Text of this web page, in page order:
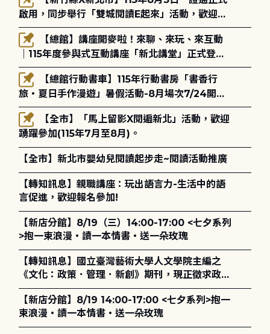
啟用，同步舉行「雙城閱讀E起來」活動，歡迎踴
躍參加(115年8月3日至10月4日)。
｜115年度參與式互動講座「新北講堂」正式登
場！
旅・夏日手作漫遊」暑假活動-8月場次7/24開始
報名
踴躍參加(115年7月至8月)。
【全市】新北市嬰幼兒閱讀起步走~閱讀活動推廣
【轉知訊息】親職講座：玩出語言力-生活中的語
言促進，歡迎報名參加!
【新店分館】8/19（三）14:00-17:00 <七夕系列
>抱一束浪漫・讀一本情書・送一朵玫瑰
【轉知訊息】國立臺灣藝術大學人文學院主編之
《文化：政策．管理．新創》期刊，現正徵求政策
評論、書評及【邁向具回應力的博物館治理：政
策、領導與管理】主題特刊稿件至2027年6月1日
止，歡迎踴躍投稿。
【新店分館】8/19 14:00-17:00 <七夕系列>抱一
束浪漫・讀一本情書・送一朵玫瑰